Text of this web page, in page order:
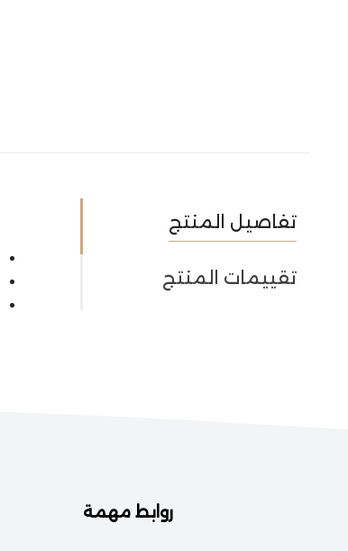
تفاصيل المنتج
تقييمات المنتج
روابط مهمة